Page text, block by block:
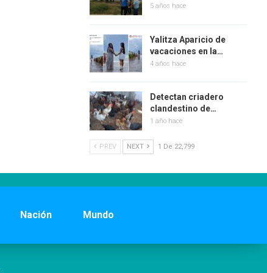
5 años hace
Yalitza Aparicio de
vacaciones en la…
4 años hace
Detectan criadero
clandestino de…
1 año hace
PREV NEXT 1 De 22,799
Nación Mundo